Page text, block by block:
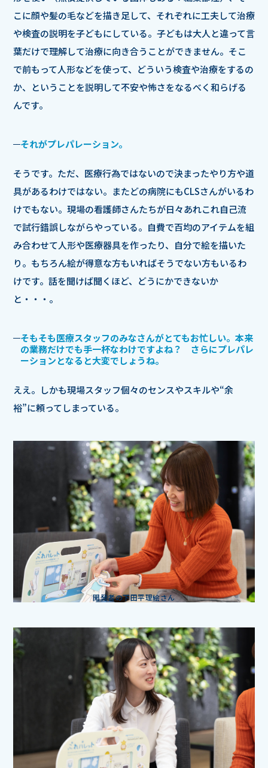
こに顔や髪の毛などを描き足して、それぞれに工夫して治療
や検査の説明を子どもにしている。子どもは大人と違って言
葉だけで理解して治療に向き合うことができません。そこ
で前もって人形などを使って、どういう検査や治療をするの
か、ということを説明して不安や怖さをなるべく和らげる
んです。
それがプレパレーション。
そうです。ただ、医療行為ではないので決まったやり方や道
具があるわけではない。またどの病院にもCLSさんがいるわ
けでもない。現場の看護師さんたちが日々あれこれ自己流
で試行錯誤しながらやっている。自費で百均のアイテムを組
み合わせて人形や医療器具を作ったり、自分で絵を描いた
り。もちろん絵が得意な方もいればそうでない方もいるわ
けです。話を聞けば聞くほど、どうにかできないか
と・・・。
そもそも医療スタッフのみなさんがとてもお忙しい。本来
の業務だけでも手一杯なわけですよね？ さらにプレパレ
ーションとなると大変でしょうね。
ええ。しかも現場スタッフ個々のセンスやスキルや“余
裕”に頼ってしまっている。
開発者の下田平理絵さん